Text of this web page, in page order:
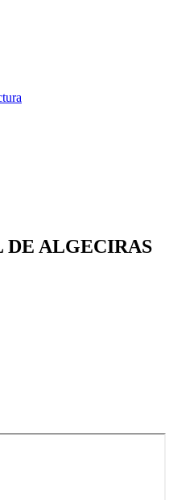
ALGECIRAS